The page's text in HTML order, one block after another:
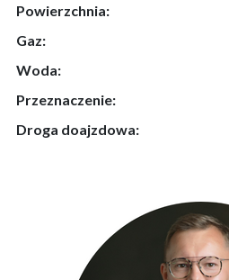
Powierzchnia:
Gaz:
Woda:
Przeznaczenie:
Droga doajzdowa: